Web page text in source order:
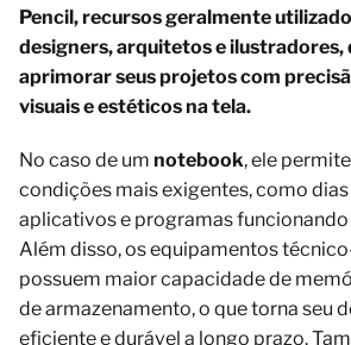
Pencil, recursos geralmente
designers, arquitetos e ilustradores,
aprimorar seus projetos com
visuais e estéticos na tela.
No caso de um notebook, ele
condições mais exigentes, como
aplicativos e programas
Além disso, os equipamentos
possuem maior capacidade de
de armazenamento, o que torna seu
eficiente e durável a longo prazo.